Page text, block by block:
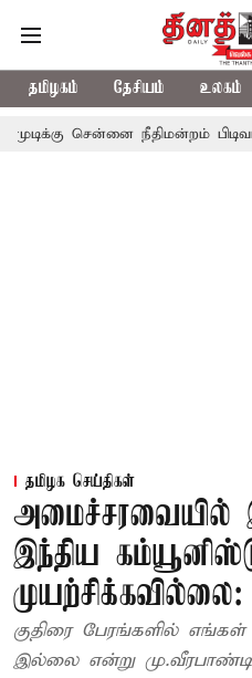
தமிழகம் தேசியம் உலகம்
நீதிமன்றம் பிடிவாராண்ட்
தமிழக செய்திகள்
அமைச்சரவையில்
இந்திய
குதிரை பேரங்களில் எங்கள்
இல்லை என்று